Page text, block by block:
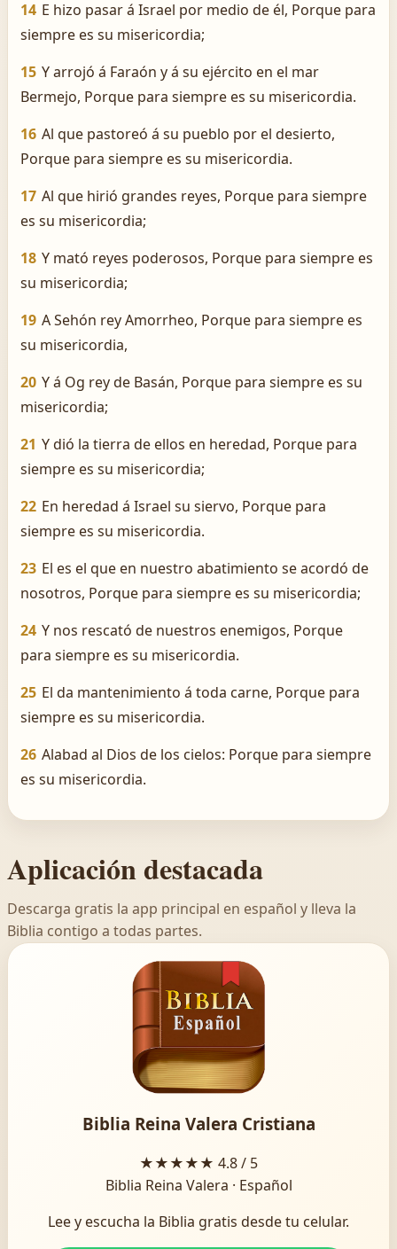
14 E hizo pasar á Israel por medio de él, Porque para
siempre es su misericordia;
15 Y arrojó á Faraón y á su ejército en el mar
Bermejo, Porque para siempre es su misericordia.
16 Al que pastoreó á su pueblo por el desierto,
Porque para siempre es su misericordia.
17 Al que hirió grandes reyes, Porque para siempre
es su misericordia;
18 Y mató reyes poderosos, Porque para siempre es
su misericordia;
19 A Sehón rey Amorrheo, Porque para siempre es
su misericordia,
20 Y á Og rey de Basán, Porque para siempre es su
misericordia;
21 Y dió la tierra de ellos en heredad, Porque para
siempre es su misericordia;
22 En heredad á Israel su siervo, Porque para
siempre es su misericordia.
23 El es el que en nuestro abatimiento se acordó de
nosotros, Porque para siempre es su misericordia;
24 Y nos rescató de nuestros enemigos, Porque
para siempre es su misericordia.
25 El da mantenimiento á toda carne, Porque para
siempre es su misericordia.
26 Alabad al Dios de los cielos: Porque para siempre
es su misericordia.
Aplicación destacada
Descarga gratis la app principal en español y lleva la
Biblia contigo a todas partes.
Biblia Reina Valera Cristiana
★★★★★ 4.8 / 5
Biblia Reina Valera · Español
Lee y escucha la Biblia gratis desde tu celular.